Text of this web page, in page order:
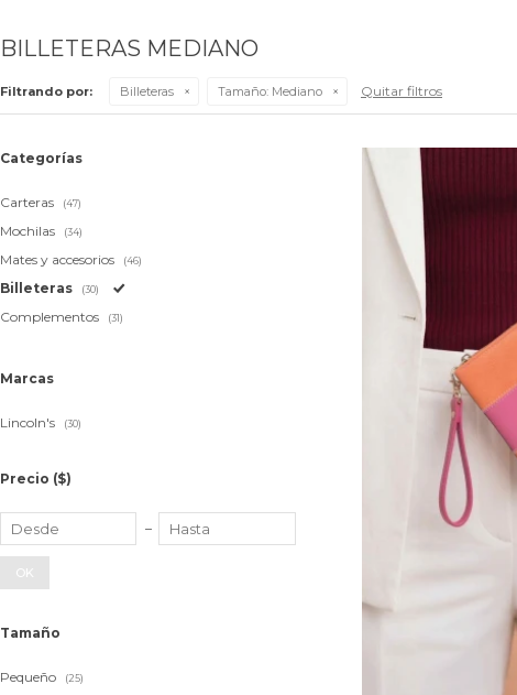
BILLETERAS MEDIANO
Filtrando por: Billeteras Tamaño: Mediano Quitar filtros
Categorías
Carteras (47)
Mochilas (34)
Mates y accesorios (46)
Billeteras (30)
Complementos (31)
Marcas
Lincoln's (30)
Precio ($)
OK
Tamaño
Pequeño (25)